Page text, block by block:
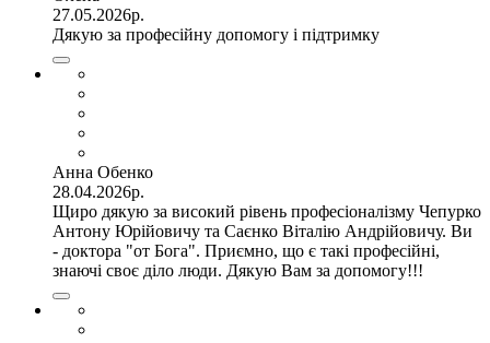
27.05.2026р.
Дякую за професійну допомогу і підтримку
Анна Обенко
28.04.2026р.
Щиро дякую за високий рівень професіоналізму Чепурко
Антону Юрійовичу та Саєнко Віталію Андрійовичу. Ви
- доктора "от Бога". Приємно, що є такі професійні,
знаючі своє діло люди. Дякую Вам за допомогу!!!